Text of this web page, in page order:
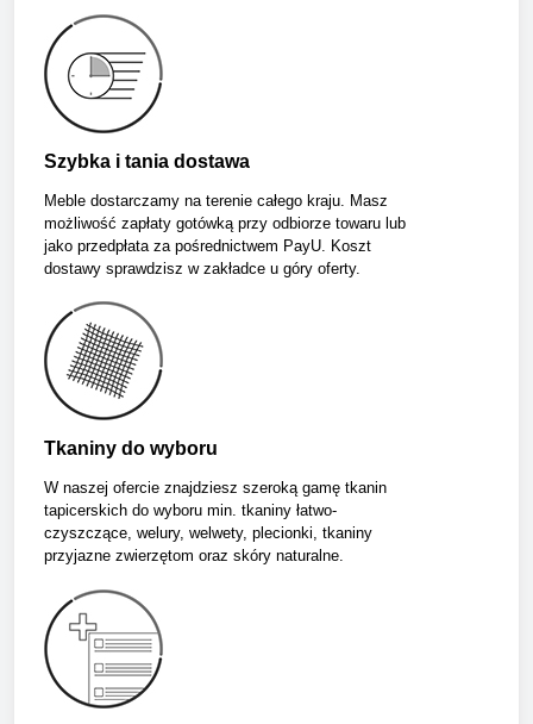
Szybka i tania dostawa
Meble dostarczamy na terenie całego kraju. Masz
możliwość zapłaty gotówką przy odbiorze towaru lub
jako przedpłata za pośrednictwem PayU. Koszt
dostawy sprawdzisz w zakładce u góry oferty.
Tkaniny do wyboru
W naszej ofercie znajdziesz szeroką gamę tkanin
tapicerskich do wyboru min. tkaniny łatwo-
czyszczące, welury, welwety, plecionki, tkaniny
przyjazne zwierzętom oraz skóry naturalne.